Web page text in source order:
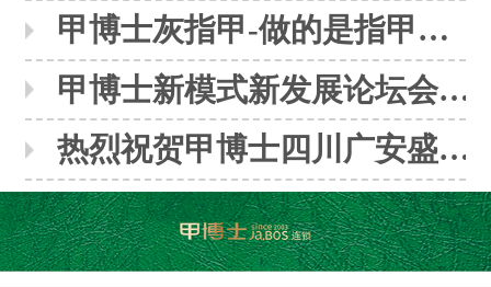
甲博士灰指甲-做的是指甲，修的是人生
甲博士新模式新发展论坛会议圆满落下帷幕
热烈祝贺甲博士四川广安盛大开业